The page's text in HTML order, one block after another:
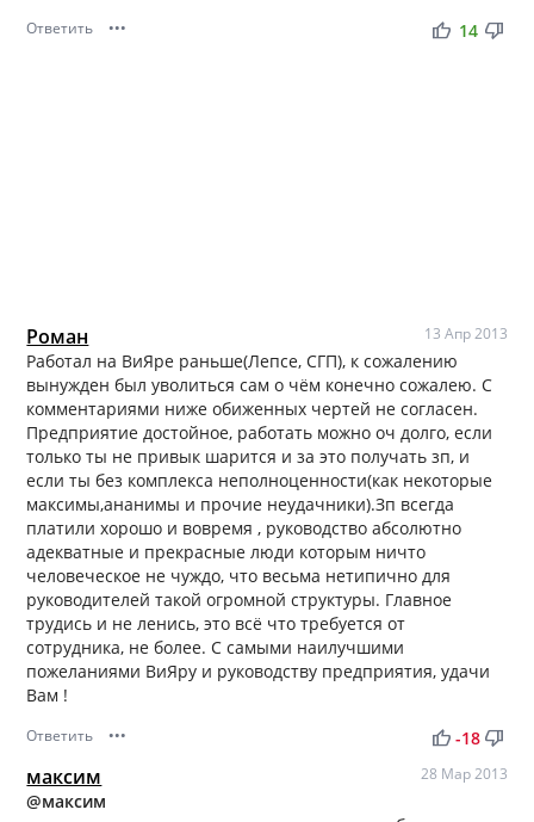
Ответить ••• thumb_up thumb_down
14
Роман 13 Апр 2013
Работал на ВиЯре раньше(Лепсе, СГП), к сожалению
вынужден был уволиться сам о чём конечно сожалею. С
комментариями ниже обиженных чертей не согласен.
Предприятие достойное, работать можно оч долго, если
только ты не привык шарится и за это получать зп, и
если ты без комплекса неполноценности(как некоторые
максимы,ананимы и прочие неудачники).Зп всегда
платили хорошо и вовремя , руководство абсолютно
адекватные и прекрасные люди которым ничто
человеческое не чуждо, что весьма нетипично для
руководителей такой огромной структуры. Главное
трудись и не ленись, это всё что требуется от
сотрудника, не более. С самыми наилучшими
пожеланиями ВиЯру и руководству предприятия, удачи
Вам !
Ответить ••• thumb_up thumb_down
-18
максим 28 Мар 2013
@максим